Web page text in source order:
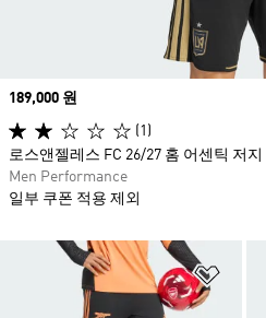
위
Price
189,000 원
(1)
로스앤젤레스 FC 26/27 홈 어센틱 저지
Men Performance
일부 쿠폰 적용 제외